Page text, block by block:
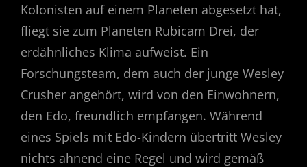
Kolonisten auf einem Planeten abgesetzt hat,
fliegt sie zum Planeten Rubicam Drei, der
erdähnliches Klima aufweist. Ein
Forschungsteam, dem auch der junge Wesley
Crusher angehört, wird von den Einwohnern,
den Edo, freundlich empfangen. Während
eines Spiels mit Edo-Kindern übertritt Wesley
nichts ahnend eine Regel und wird gemäß